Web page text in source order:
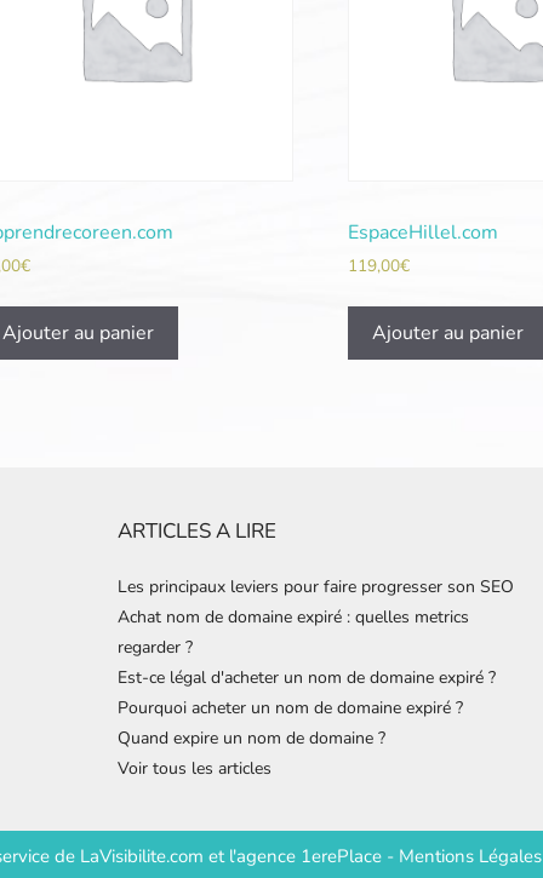
€
Ajouter au panier
EspaceHillel.com
119,00€
Ajouter au panier
ARTICLES A LIRE
Les principaux leviers pour faire progresser son SEO
Achat nom de domaine expiré : quelles metrics
regarder ?
Est-ce légal d'acheter un nom de domaine expiré ?
Pourquoi acheter un nom de domaine expiré ?
Quand expire un nom de domaine ?
Voir tous les articles
de LaVisibilite.com etl'agence 1erePlace - Mentions Légales